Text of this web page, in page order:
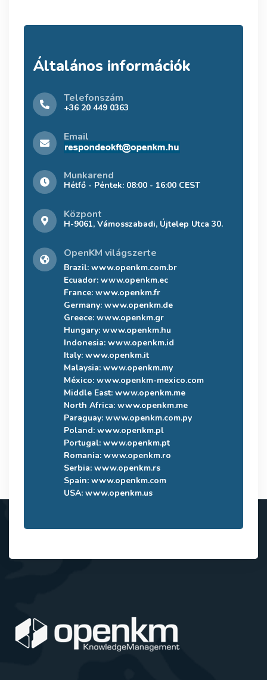
Általános információk
Telefonszám
+36 20 449 0363
Email
Munkarend
Hétfő - Péntek: 08:00 - 16:00 CEST
Központ
H-9061, Vámosszabadi, Újtelep Utca 30.
OpenKM világszerte
Brazil: www.openkm.com.br
Ecuador: www.openkm.ec
France: www.openkm.fr
Germany: www.openkm.de
Greece: www.openkm.gr
Hungary: www.openkm.hu
Indonesia: www.openkm.id
Italy: www.openkm.it
Malaysia: www.openkm.my
México: www.openkm-mexico.com
Middle East: www.openkm.me
North Africa: www.openkm.me
Paraguay: www.openkm.com.py
Poland: www.openkm.pl
Portugal: www.openkm.pt
Romania: www.openkm.ro
Serbia: www.openkm.rs
Spain: www.openkm.com
USA: www.openkm.us